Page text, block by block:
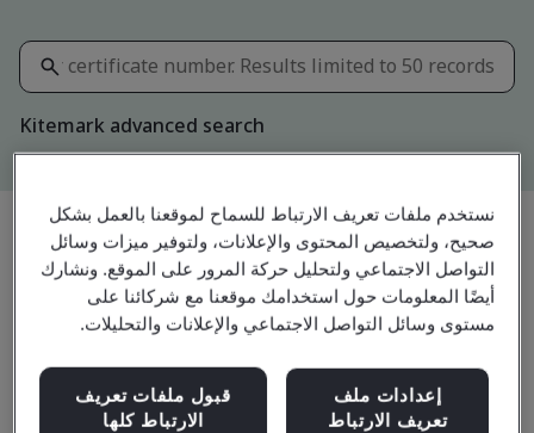
Kitemark advanced search
مشاركة: ترقية
Foshan PCCW Technology Limited
نستخدم ملفات تعريف الارتباط للسماح لموقعنا بالعمل بشكل
صحيح، ولتخصيص المحتوى والإعلانات، ولتوفير ميزات وسائل
التواصل الاجتماعي ولتحليل حركة المرور على الموقع. ونشارك
أيضًا المعلومات حول استخدامك موقعنا مع شركائنا على
مستوى وسائل التواصل الاجتماعي والإعلانات والتحليلات.
إعدادات ملف
تعريف الارتباط
قبول ملفات تعريف
الارتباط كلها